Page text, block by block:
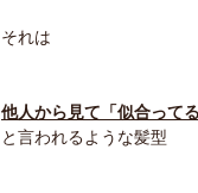
それは
他人から見て「似合って
と言われるような髪型